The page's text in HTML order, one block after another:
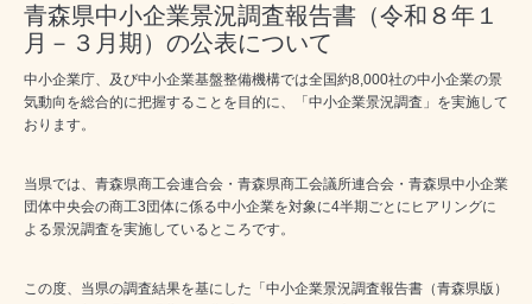
青森県中小企業景況調査報告書（令和８年１
月－３月期）の公表について
中小企業庁、及び中小企業基盤整備機構では全国約8,000社の中小企業の景
気動向を総合的に把握することを目的に、「中小企業景況調査」を実施して
おります。
当県では、青森県商工会連合会・青森県商工会議所連合会・青森県中小企業
団体中央会の商工3団体に係る中小企業を対象に4半期ごとにヒアリングに
よる景況調査を実施しているところです。
この度、当県の調査結果を基にした「中小企業景況調査報告書（青森県版）